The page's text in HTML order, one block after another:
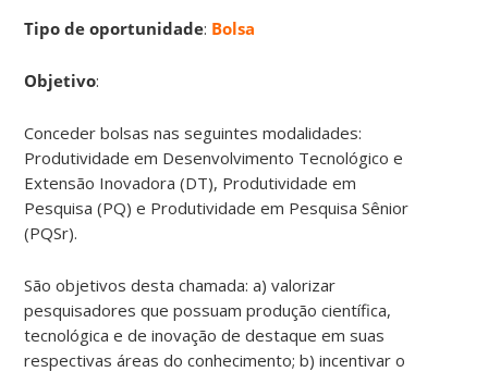
Tipo de oportunidade: Bolsa
Objetivo:
Conceder bolsas nas seguintes modalidades:
Produtividade em Desenvolvimento Tecnológico e
Extensão Inovadora (DT), Produtividade em
Pesquisa (PQ) e Produtividade em Pesquisa Sênior
(PQSr).
São objetivos desta chamada: a) valorizar
pesquisadores que possuam produção científica,
tecnológica e de inovação de destaque em suas
respectivas áreas do conhecimento; b) incentivar o